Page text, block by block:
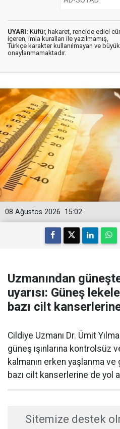
UYARI: Küfür, hakaret, rencide edici
içeren, imla kuralları ile yazılmamış,
Türkçe karakter kullanılmayan ve
onaylanmamaktadır.
15:02
08 Ağustos 2026
Uzmanından
uyarısı: Güneş
bazı cilt
Cildiye Uzmanı Dr. Ümit
güneş ışınlarına kontrolsüz
kalmanın erken yaşlanma ve
bazı cilt kanserlerine de yol
Sitemize destek